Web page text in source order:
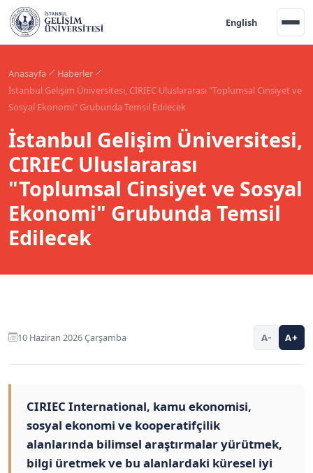
English
Anasayfa
Haberler
İstanbul Gelişim Üniversitesi, CIRIEC Uluslararası "Toplumsal Cinsiyet ve
Sosyal Ekonomi" Grubunda Temsil Edilecek
İstanbul Gelişim Üniversitesi,
CIRIEC Uluslararası
"Toplumsal Cinsiyet ve Sosyal
Ekonomi" Grubunda Temsil
Edilecek
10 Haziran 2026 Çarşamba A- A+
CIRIEC International, kamu ekonomisi,
sosyal ekonomi ve kooperatifçilik
alanlarında bilimsel araştırmalar yürütmek,
bilgi üretmek ve bu alanlardaki küresel iyi